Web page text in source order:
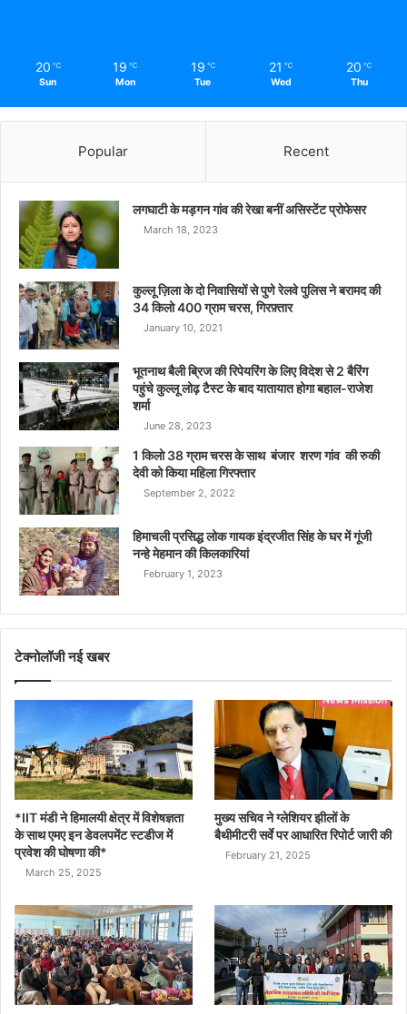
20 ℃
Sun
19 ℃
Mon
19 ℃
Tue
21 ℃
Wed
20 ℃
Thu
Popular Recent
लगघाटी के मड़गन गांव की रेखा बनीं असिस्टेंट प्रोफेसर
March 18, 2023
कुल्लू ज़िला के दो निवासियों से पुणे रेलवे पुलिस ने बरामद की
34 किलो 400 ग्राम चरस, गिरफ़्तार
January 10, 2021
भूतनाथ बैली ब्रिज की रिपेयरिंग के लिए विदेश से 2 बैरिंग
पहुंचे कुल्लू लोढ़ टैस्ट के बाद यातायात होगा बहाल-राजेश
शर्मा
June 28, 2023
1 किलो 38 ग्राम चरस के साथ बंजार शरण गांव की रुकी
देवी को किया महिला गिरफ्तार
September 2, 2022
हिमाचली प्रसिद्ध लोक गायक इंद्रजीत सिंह के घर में गूंजी
नन्हे मेहमान की किलकारियां
February 1, 2023
टेक्नोलॉजी नई खबर
*IIT मंडी ने हिमालयी क्षेत्र में विशेषज्ञता
के साथ एमए इन डेवलपमेंट स्टडीज में
प्रवेश की घोषणा की*
March 25, 2025
मुख्य सचिव ने ग्लेशियर झीलों के
बैथीमीटरी सर्वे पर आधारित रिपोर्ट जारी की
February 21, 2025